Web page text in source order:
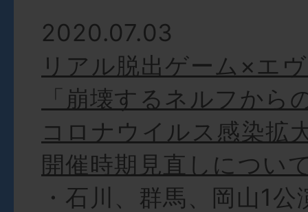
2020.07.03
リアル脱出ゲーム×エ
「崩壊するネルフから
コロナウイルス感染拡
開催時期見直しについ
・石川、群馬、岡山1